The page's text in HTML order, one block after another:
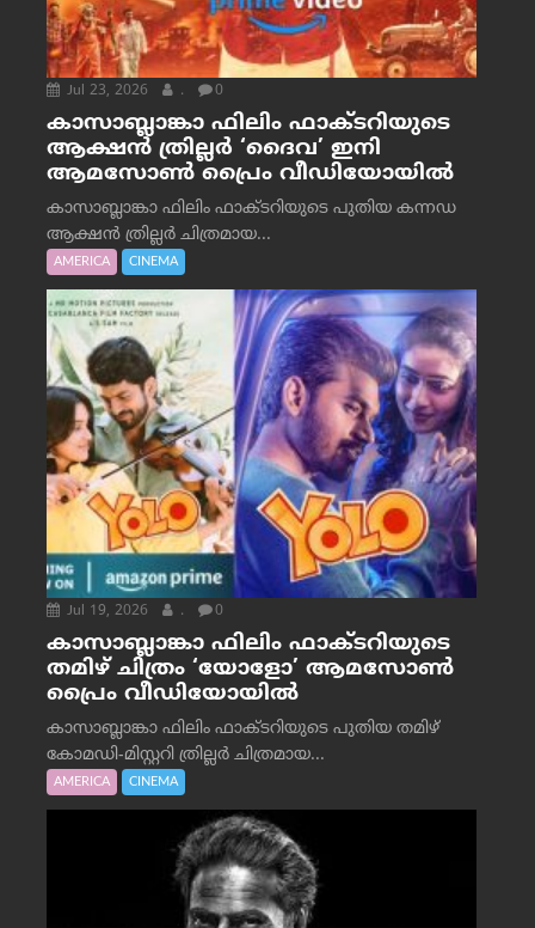
Jul 23, 2026 . 0
കാസാബ്ലാങ്കാ ഫിലിം ഫാക്ടറിയുടെ
ആക്ഷൻ ത്രില്ലർ ‘ദൈവ’ ഇനി
ആമസോൺ പ്രൈം വീഡിയോയിൽ
കാസാബ്ലാങ്കാ ഫിലിം ഫാക്ടറിയുടെ പുതിയ കന്നഡ
ആക്ഷൻ ത്രില്ലർ ചിത്രമായ...
AMERICA CINEMA
Jul 19, 2026 . 0
കാസാബ്ലാങ്കാ ഫിലിം ഫാക്ടറിയുടെ
തമിഴ് ചിത്രം ‘യോളോ’ ആമസോൺ
പ്രൈം വീഡിയോയിൽ
കാസാബ്ലാങ്കാ ഫിലിം ഫാക്ടറിയുടെ പുതിയ തമിഴ്
കോമഡി-മിസ്റ്ററി ത്രില്ലർ ചിത്രമായ...
AMERICA CINEMA